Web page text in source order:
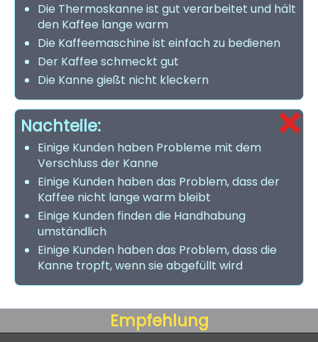
Die Thermoskanne ist gut verarbeitet und hält
den Kaffee lange warm
Die Kaffeemaschine ist einfach zu bedienen
Der Kaffee schmeckt gut
Die Kanne gießt nicht kleckern
Nachteile:
Einige Kunden haben Probleme mit dem
Verschluss der Kanne
Einige Kunden haben das Problem, dass der
Kaffee nicht lange warm bleibt
Einige Kunden finden die Handhabung
umständlich
Einige Kunden haben das Problem, dass die
Kanne tropft, wenn sie abgefüllt wird
Empfehlung